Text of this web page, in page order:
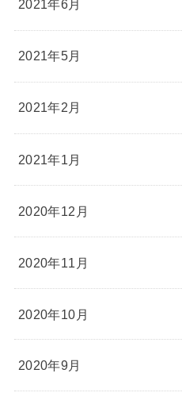
2021年6月
2021年5月
2021年2月
2021年1月
2020年12月
2020年11月
2020年10月
2020年9月